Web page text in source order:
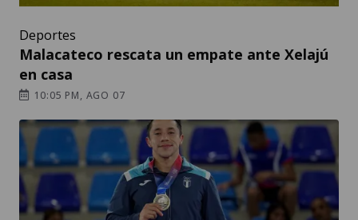
Deportes
Malacateco rescata un empate ante Xelajú
en casa
10:05 PM, AGO 07